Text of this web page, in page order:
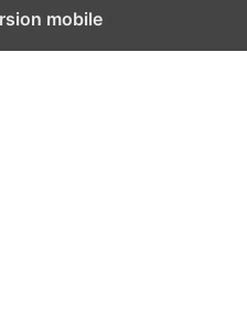
mobile